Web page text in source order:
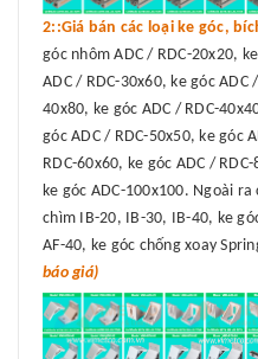
2::Giá bán các loại ke góc,
góc nhôm ADC / RDC-20x20,
ADC / RDC-30x60, ke góc ADC
40x80, ke góc ADC / RDC-
góc ADC / RDC-50x50, ke góc
RDC-60x60, ke góc ADC /
ke góc ADC-100x100. Ngoài
chìm IB-20, IB-30, IB-40, ke
AF-40, ke góc chống xoay
báo giá)